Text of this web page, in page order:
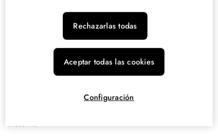
técnicas de laboratorio, pruebas sanitarias y protocolos de calidad.
En XTART te acompañaremos a lo largo de todo el proceso formativo
para que nunca te sientas solo. Nuestro equipo docente, todos ellos
profesionales en activo y destacados en su sector, sacará a la luz tu
talento para que puedas convertirte en el mejor profesional. Es la
, conformando una red de contactos que te
será de mucha utilidad. ¿Sabes que todo futuro profesional de éxito
encuentro.
Rechazarlas todas
Aceptar todas las cookies
Configuración